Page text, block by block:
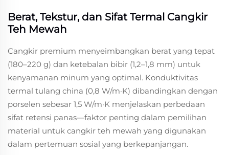
Berat, Tekstur, dan Sifat Termal Cangkir
Teh Mewah
Cangkir premium menyeimbangkan berat yang tepat
(180–220 g) dan ketebalan bibir (1,2–1,8 mm) untuk
kenyamanan minum yang optimal. Konduktivitas
termal tulang china (0,8 W/m·K) dibandingkan dengan
porselen sebesar 1,5 W/m·K menjelaskan perbedaan
sifat retensi panas—faktor penting dalam pemilihan
material untuk cangkir teh mewah yang digunakan
dalam pertemuan sosial yang berkepanjangan.